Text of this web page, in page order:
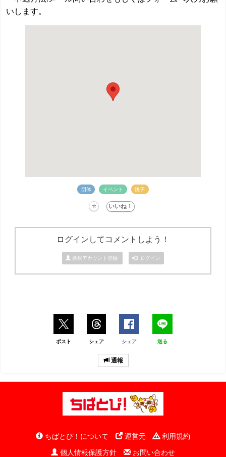
いします。
団体 イベント 銚子
ログインしてコメントしよう！
新規アカウント登録 ログイン
ポスト シェア シェア 送る
通報
ちばとぴ！について 運営元
利用規約
個人情報保護方針
お問い合わせ